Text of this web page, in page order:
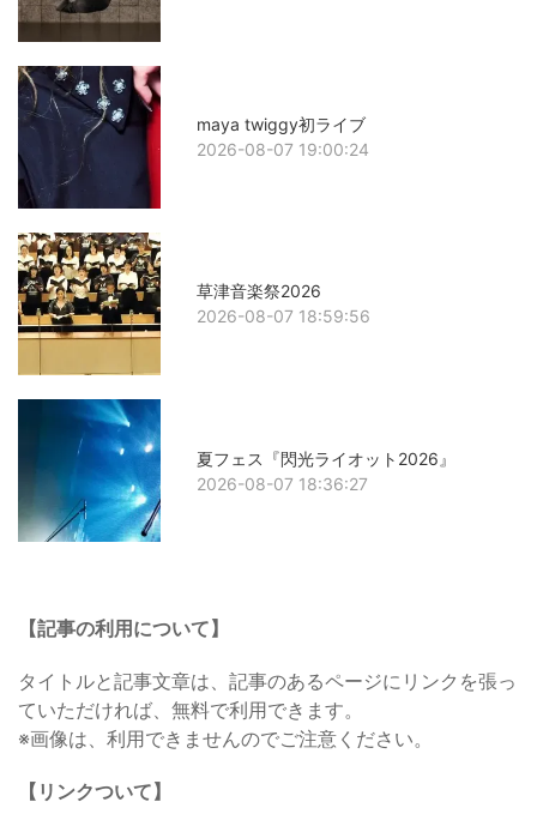
maya twiggy初ライブ
2026-08-07 19:00:24
草津音楽祭2026
2026-08-07 18:59:56
夏フェス『閃光ライオット2026』
2026-08-07 18:36:27
【記事の利用について】
タイトルと記事文章は、記事のあるページにリンクを張っ
ていただければ、無料で利用できます。
※画像は、利用できませんのでご注意ください。
【リンクついて】